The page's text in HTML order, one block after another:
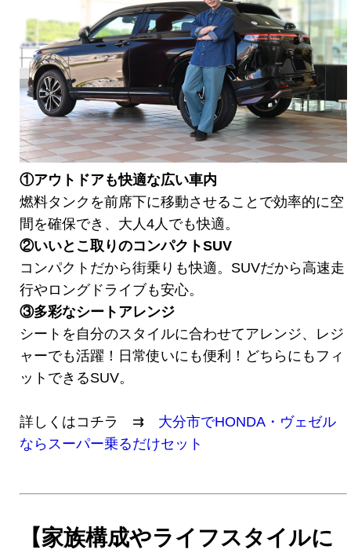
①アウトドアも快適な広い車内
燃料タンクを前席下に移動させることで効率的に空
間を確保でき、大人4人でも快適。
②いいとこ取りのコンパクトSUV
コンパクトだから街乗りも快適。SUVだから高速走
行やロングドライブも安心。
③多彩なシートアレンジ
シートを自分のスタイルに合わせてアレンジ、レジ
ャーでも活躍！日常使いにも便利！どちらにもフィ
ットできるSUV。
詳しくはコチラ ⇉ 大分市でHONDA・ヴェゼル
ならスーパー乗るだけセット
【家族構成やライフスタイルに